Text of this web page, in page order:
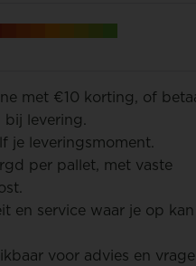
met €10 korting, of
levering.
je leveringsmoment.
per pallet, met vaste
en service waar je op kan
voor advies en